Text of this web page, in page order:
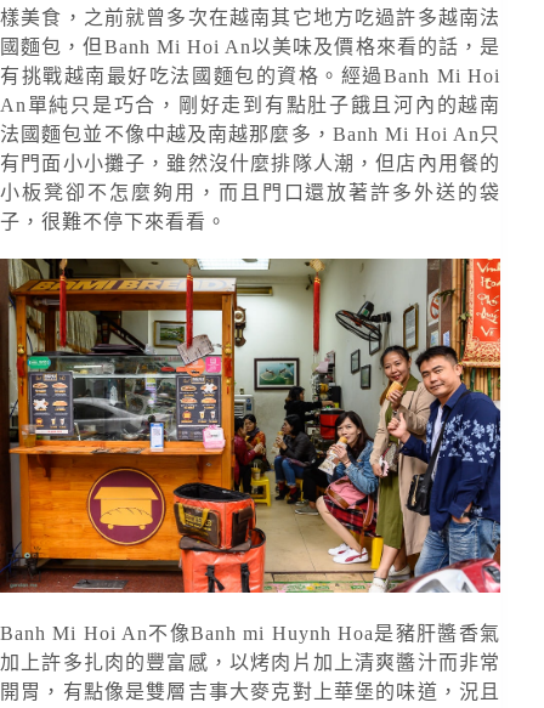
樣美食，之前就曾多次在越南其它地方吃過許多越南法
國麵包，但Banh Mi Hoi An以美味及價格來看的話，是
有挑戰越南最好吃法國麵包的資格。經過Banh Mi Hoi
An單純只是巧合，剛好走到有點肚子餓且河內的越南
法國麵包並不像中越及南越那麼多，Banh Mi Hoi An只
有門面小小攤子，雖然沒什麼排隊人潮，但店內用餐的
小板凳卻不怎麼夠用，而且門口還放著許多外送的袋
子，很難不停下來看看。
Banh Mi Hoi An不像Banh mi Huynh Hoa是豬肝醬香氣
加上許多扎肉的豐富感，以烤肉片加上清爽醬汁而非常
開胃，有點像是雙層吉事大麥克對上華堡的味道，況且